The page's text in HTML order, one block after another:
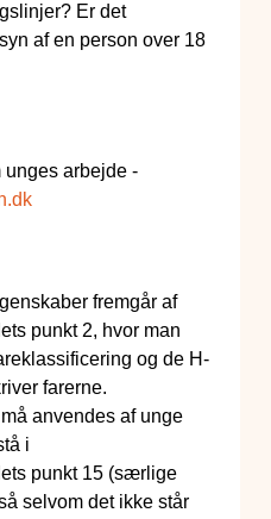
Er det
af en person over 18
unges arbejde -
fremgår af
punkt 2, hvor man
og de H-
farerne.
anvendes af unge
i
punkt 15 (særlige
selvom det ikke står